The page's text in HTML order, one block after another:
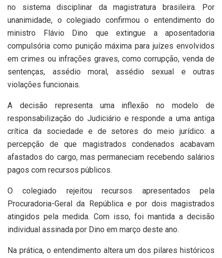
no sistema disciplinar da magistratura brasileira. Por
unanimidade, o colegiado confirmou o entendimento do
ministro
Flávio Dino que extingue a aposentadoria
compulsória como punição máxima para juízes envolvidos
em crimes ou infrações graves, como corrupção, venda de
sentenças, assédio moral, assédio sexual e outras
violações funcionais.
A decisão representa uma inflexão no modelo de
responsabilização do Judiciário e responde a uma antiga
crítica da sociedade e de setores do meio jurídico: a
percepção de que magistrados condenados acabavam
afastados do cargo, mas permaneciam recebendo salários
pagos com recursos públicos.
O colegiado rejeitou recursos apresentados pela
Procuradoria-Geral da Repúblicae por dois magistrados
atingidos pela medida. Com isso, foi mantida a decisão
individual assinada por Dino em março deste ano.
Na prática, o entendimento altera um dos pilares históricos